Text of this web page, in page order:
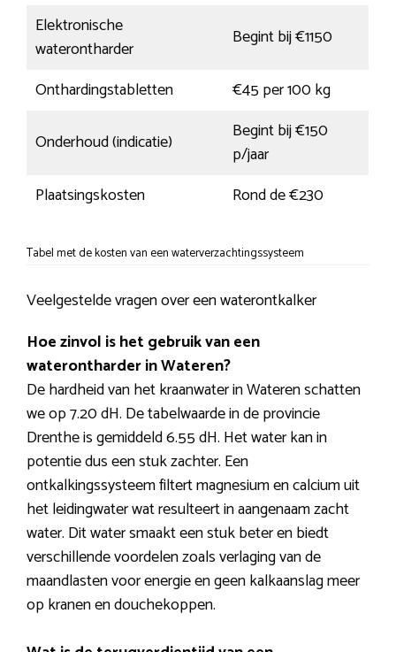
Elektronische
waterontharder
Begint bij €1150
Onthardingstabletten
€45 per 100 kg
Onderhoud (indicatie)
Begint bij €150
p/jaar
Plaatsingskosten
Rond de €230
Tabel met de kosten van een waterverzachtingssysteem
Veelgestelde vragen over een waterontkalker
Hoe zinvol is het gebruik van een
waterontharder in Wateren?
De hardheid van het kraanwater in Wateren schatten
we op 7.20 dH. De tabelwaarde in de provincie
Drenthe is gemiddeld 6.55 dH. Het water kan in
potentie dus een stuk zachter. Een
ontkalkingssysteem filtert magnesium en calcium uit
het leidingwater wat resulteert in aangenaam zacht
water. Dit water smaakt een stuk beter en biedt
verschillende voordelen zoals verlaging van de
maandlasten voor energie en geen kalkaanslag meer
op kranen en douchekoppen.